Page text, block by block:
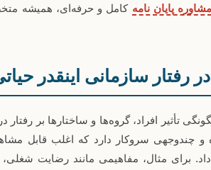
مشاوره پایان نامه کامل و حرفه‌ای، همیشه
رفتار سازمانی اینقدر
تأثیر افراد، گروه‌ها و ساختارها بر رفتار
و چندوجهی سروکار دارد که اغلب قابل
برای مثال، مفاهیمی مانند رضایت شغلی،